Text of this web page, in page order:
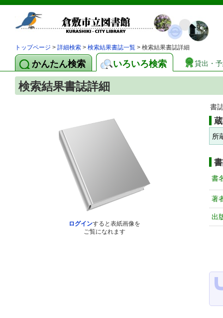
トップページ > 詳細検索 > 検索結果書誌一覧 > 検索結果書誌詳細
かんたん検索 いろいろ検索 貸出・
検索結果書誌詳細
ログインすると表紙画像を
ご覧になれます
書
所
書
著
出